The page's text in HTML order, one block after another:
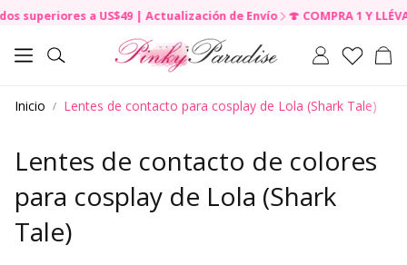
R
a US$49 | Actualización de Envío 🍄 COMPRA 1 Y LLÉVATE
Buscar
Inicio Lentes de contacto para cosplay de Lola (Shark Tale)
Lentes de contacto de colores
para cosplay de Lola (Shark
Tale)